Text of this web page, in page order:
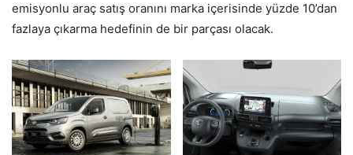
emisyonlu araç satış oranını marka içerisinde yüzde 10’dan
fazlaya çıkarma hedefinin de bir parçası olacak.